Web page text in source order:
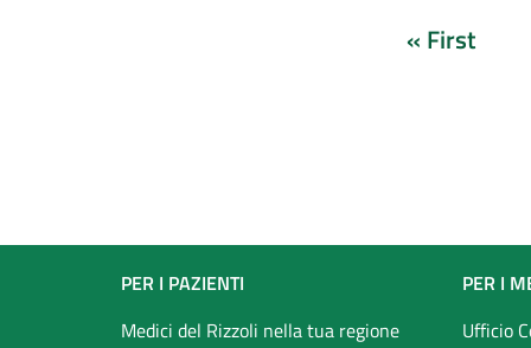
Prima
« First
Footer
PER I PAZIENTI
Medici del Rizzoli nella tua regione
PER I
Ufficio